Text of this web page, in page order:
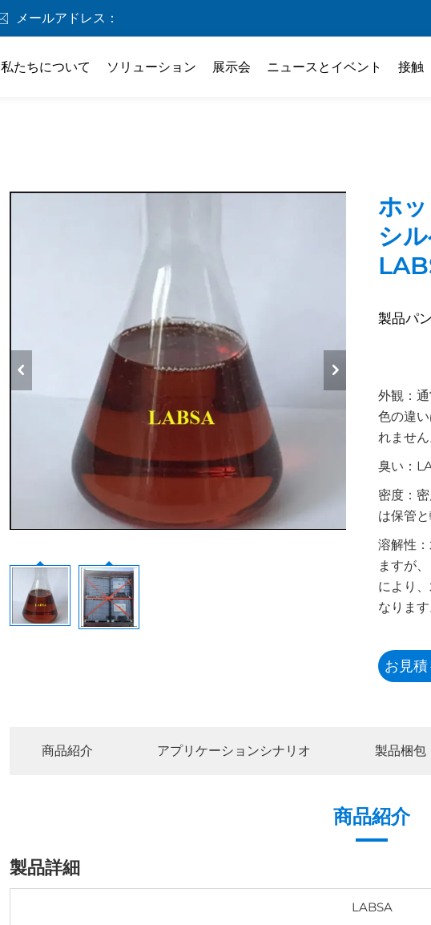
メールアドレス：
私たちについて ソリューション 展示会 ニュースとイベント 接触
ホ
シ
製品パ
外観：
色の違
れませ
臭い：
密度：
は保管
溶解性
ますが
により
なりま
お見
商品紹介 アプリケーションシナリオ 製品梱包
商品紹介
製品詳細
LABSA